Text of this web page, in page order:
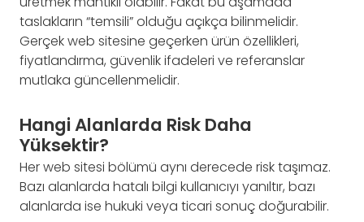
taslakların “temsili” olduğu açıkça bilinmelidir.
Gerçek web sitesine geçerken ürün özellikleri,
fiyatlandırma, güvenlik ifadeleri ve referanslar
mutlaka güncellenmelidir.
Hangi Alanlarda Risk Daha
Yüksektir?
Her web sitesi bölümü aynı derecede risk taşımaz.
Bazı alanlarda hatalı bilgi kullanıcıyı yanıltır, bazı
alanlarda ise hukuki veya ticari sonuç doğurabilir.